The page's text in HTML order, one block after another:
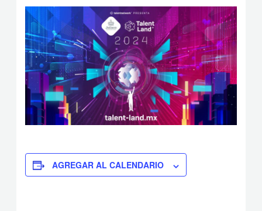
AGREGAR AL CALENDARIO